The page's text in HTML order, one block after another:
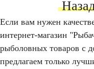
Если вам нужен
интернет-магазин
рыболовных товаров с
предлагаем только